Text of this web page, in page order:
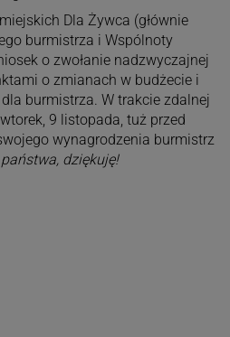
Dla Żywca (głównie
burmistrza i Wspólnoty
o zwołanie nadzwyczajnej
o zmianach w budżecie i
burmistrza. W trakcie zdalnej
9 listopada, tuż przed
wynagrodzenia burmistrz
dziękuję!